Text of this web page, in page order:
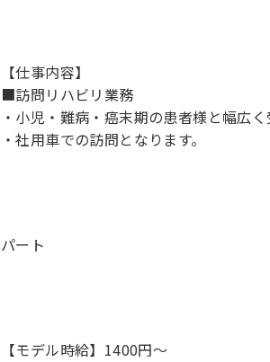
【仕事内容】
■訪問リハビリ業務
・小児・難病・癌末期の患者様と幅広
・社用車での訪問となります。
パート
【モデル時給】1400円〜